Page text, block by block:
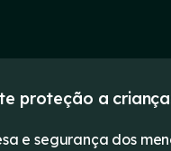
proteção a
e segurança dos